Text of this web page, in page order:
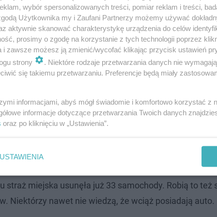
jest, ale nie ma zgłoszeń o nabyciu lub
że te samochody są
właścicieli, którzy nie zgłosili tego.
że te pojazdy tak wyglądają - dodaje
je zgłaszać do funduszu gwarancyjnego. Chcą by
właścicielami, którzy będą musieli je wyrejestrować i
bo nie widziała znamion przestępstwa.
straż miejska usunęła już 33 samochody. Robią to też
Niektórzy nawet nie wiedzą, że wciąż posiadają auto.
wybór spersonalizowanych treści, pomiar reklam i treści,
Użytkownika my i Zaufani Partnerzy możemy używać
aktywnie skanować charakterystykę urządzenia do celów
prosimy o zgodę na korzystanie z tych technologii poprzez
i zawsze możesz ją zmienić/wycofać klikając przycisk ustawień
strony
. Niektóre rodzaje przetwarzania danych nie
się takiemu przetwarzaniu. Preferencje będą miały
informacjami, abyś mógł świadomie i komfortowo korzystać z
informacje dotyczące przetwarzania Twoich danych
oraz po kliknięciu w „Ustawienia”.
USTAWIENIA